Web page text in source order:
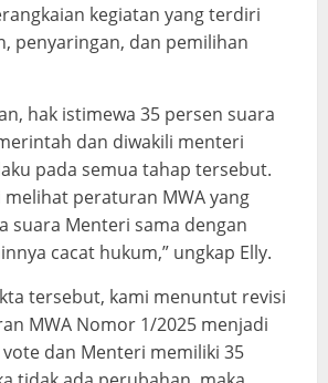
kegiatan yang terdiri
penyaringan, dan pemilihan
hak istimewa 35 persen suara
dan diwakili menteri
pada semua tahap tersebut.
melihat peraturan MWA yang
suara Menteri sama dengan
cacat hukum,” ungkap Elly.
tersebut, kami menuntut revisi
MWA Nomor 1/2025 menjadi
dan Menteri memiliki 35